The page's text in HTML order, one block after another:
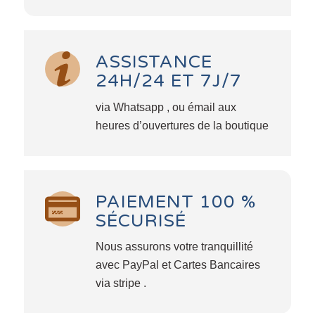
ASSISTANCE
24H/24 ET 7J/7
via Whatsapp , ou émail aux
heures d’ouvertures de la boutique
PAIEMENT 100 %
SÉCURISÉ
Nous assurons votre tranquillité
avec PayPal et Cartes Bancaires
via stripe .